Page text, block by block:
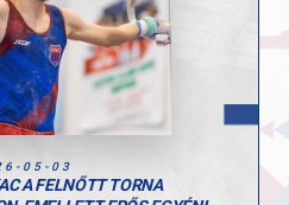
05-03
A FELNŐTT TORNA